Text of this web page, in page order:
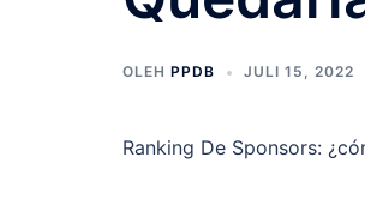
OLEH PPDB JULI 15, 2022
Ranking De Sponsors: